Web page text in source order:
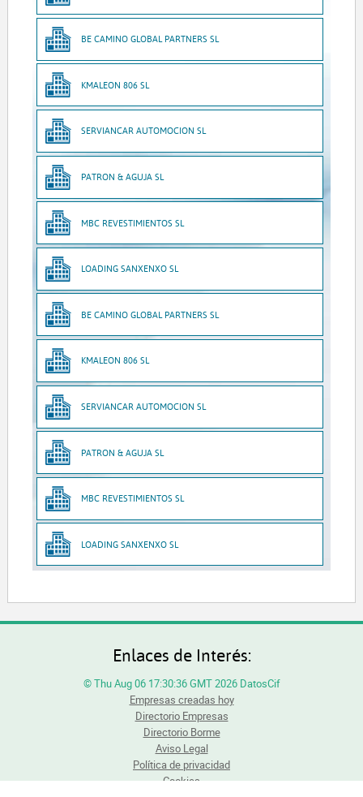
BE CAMINO GLOBAL PARTNERS SL
KMALEON 806 SL
SERVIANCAR AUTOMOCION SL
PATRON & AGUJA SL
MBC REVESTIMIENTOS SL
LOADING SANXENXO SL
BE CAMINO GLOBAL PARTNERS SL
KMALEON 806 SL
SERVIANCAR AUTOMOCION SL
PATRON & AGUJA SL
MBC REVESTIMIENTOS SL
LOADING SANXENXO SL
Enlaces de Interés:
© Thu Aug 06 17:30:36 GMT 2026 DatosCif
Empresas creadas hoy
Directorio Empresas
Directorio Borme
Aviso Legal
Política de privacidad
Cookies